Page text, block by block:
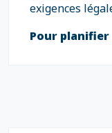
exigences
Pour